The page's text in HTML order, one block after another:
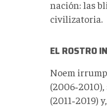
nación: las
civilizatoria.
EL ROSTRO
Noem
(2011‑2019)